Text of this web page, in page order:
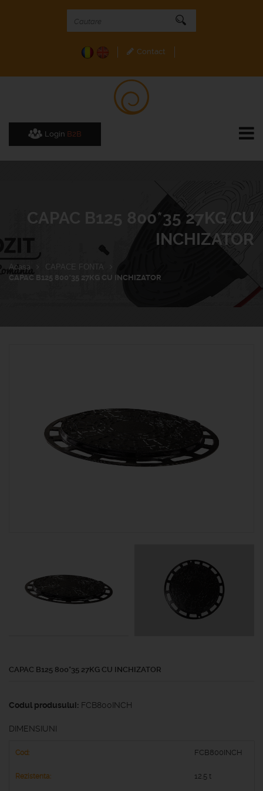
Contact
Login B2B
CAPAC B125 800*35 27KG CU
INCHIZATOR
Acasa
CAPACE FONTA
CAPAC B125 800*35 27KG CU INCHIZATOR
CAPAC B125 800*35 27KG CU INCHIZATOR
Codul produsului: FCB800INCH
DIMENSIUNI
FCB800INCH
12.5 t